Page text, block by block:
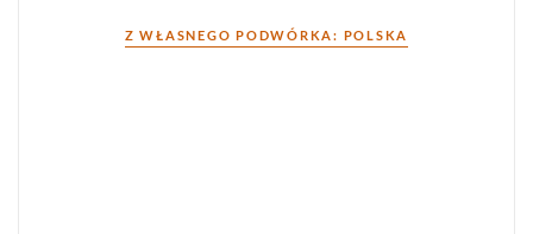
Kategorie
Z WŁASNEGO PODWÓRKA: POLSKA